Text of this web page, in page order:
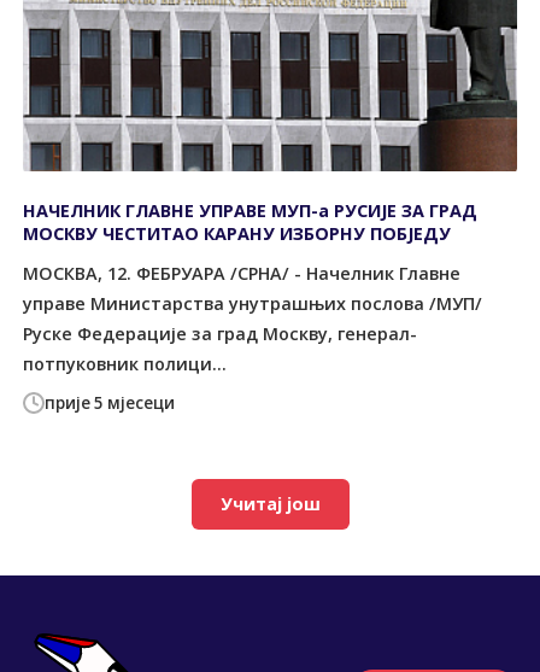
прије 5 мјесеци
НАЧЕЛНИК ГЛАВНЕ УПРАВЕ МУП-а РУСИЈЕ ЗА ГРАД
МОСКВУ ЧЕСТИТАО КАРАНУ ИЗБОРНУ ПОБЈЕДУ
МОСКВА, 12. ФЕБРУАРА /СРНА/ - Начелник Главне
управе Министарства унутрашњих послова /МУП/
Руске Федерације за град Москву, генерал-
потпуковник полици...
Учитај још